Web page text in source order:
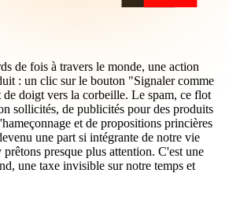
de fois à travers le monde, une action
: un clic sur le bouton "Signaler comme
doigt vers la corbeille. Le spam, ce flot
sollicités, de publicités pour des produits
et de propositions princières
une part si intégrante de notre vie
presque plus attention. C'est une
une taxe invisible sur notre temps et